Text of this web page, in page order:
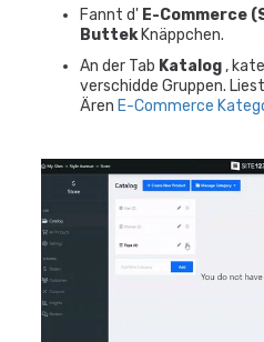
Fannt d' E-Commerce
ButtekKnäppchen.
An der Tab Katalog ,
verschidde Gruppen.
Ären E-Commerce